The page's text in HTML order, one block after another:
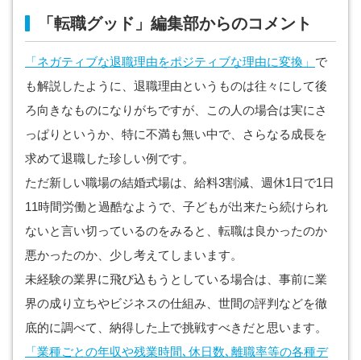
「転職グッド」編集部からのコメント
「ネガティブな退職理由をポジティブな理由に変換」 で
も解説したように、退職理由というものは往々にして後
ろ向きなものになりがちですが、この人の場合は実にさ
っぱりというか、特に不満も無い中で、さらなる成長を
求めて退職した珍しい例です。
ただ新しい職場の結婚式場は、給料3割減、週休1日で1日
11時間労働と過酷なようで、子どもが出来たら続けられ
ないと言い切っているのをみると、転職は良かったのか
悪かったのか、少し考えてしまいます。
未経験の業界に飛び込もうとしている場合は、事前に業
界の成り立ちやビジネスの仕組み、世間の評判などを徹
底的に調べて、納得した上で挑戦すべきだと思います。
「業種ごとの年収や残業時間､休日数､離職率等の各種デ